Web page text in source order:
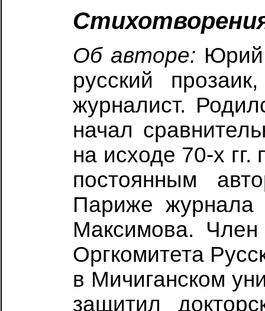
Об авторе: Юрий
русский
журналист.
начал
на исходе 70-х
постоянным
Париже
Максимова.
Оргкомитета
в Мичиганском
защитил